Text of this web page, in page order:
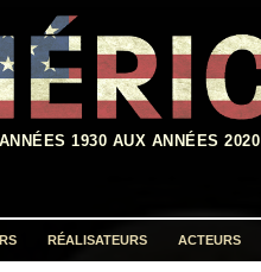
1930 AUX ANNÉES 2020
RÉALISATEURS ACTEURS